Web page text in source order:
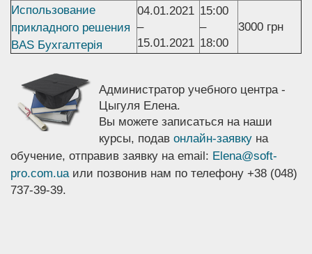
Использование
прикладного решения
BAS Бухгалтерія
04.01.2021
–
15.01.2021
15:00
–
18:00
3000 грн
Администратор учебного центра -
Цыгуля Елена.
Вы можете записаться на наши
курсы, подав онлайн-заявку на
обучение, отправив заявку на email: Elena@soft-
pro.com.uaили позвонив нам по телефону +38 (048)
737-39-39.